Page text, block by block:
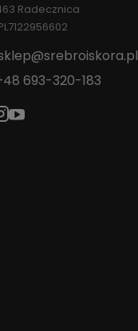
Radecznica
693-320-183